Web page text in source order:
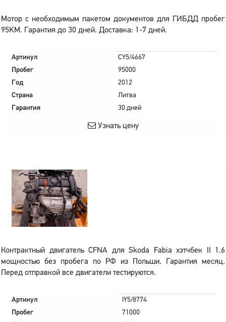
Мотор с необходимым пакетом документов для ГИБДД пробег
95KM. Гарантия до 30 дней. Доставка: 1-7 дней.
Артикул
CY5/4667
Пробег
95000
Год
2012
Страна
Литва
Гарантия
30 дней
Узнать цену
Контрактный двигатель CFNA для Skoda Fabia хэтчбек II 1.6
мощностью без пробега по РФ из Польши. Гарантия месяц.
Перед отправкой все двигатели тестируются.
Артикул
IY5/8774
Пробег
71000